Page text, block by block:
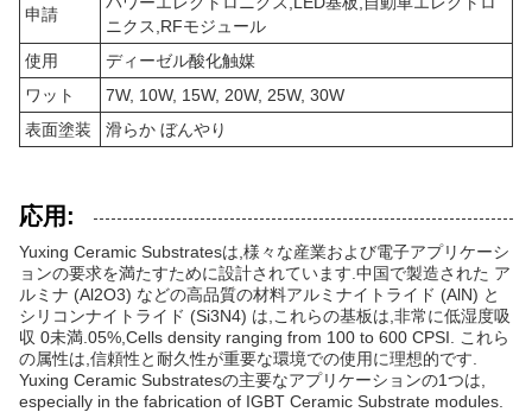
申請
ニクス,RFモジュール
使用
ディーゼル酸化触媒
ワット
7W, 10W, 15W, 20W, 25W, 30W
表面塗装
滑らか ぼんやり
応用:
Yuxing Ceramic Substratesは,様々な産業および電子アプリケーシ
ョンの要求を満たすために設計されています.中国で製造された ア
ルミナ (Al2O3) などの高品質の材料アルミナイトライド (AlN) と
シリコンナイトライド (Si3N4) は,これらの基板は,非常に低湿度吸
収 0未満.05%,Cells density ranging from 100 to 600 CPSI. これら
の属性は,信頼性と耐久性が重要な環境での使用に理想的です.
Yuxing Ceramic Substratesの主要なアプリケーションの1つは,
especially in the fabrication of IGBT Ceramic Substrate modules.